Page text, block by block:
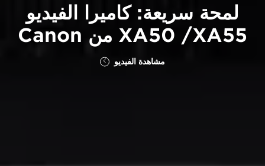
لمحة سريعة: كاميرا الفيديو
XA55‏/ XA50 من Canon
مشاهدة الفيديو